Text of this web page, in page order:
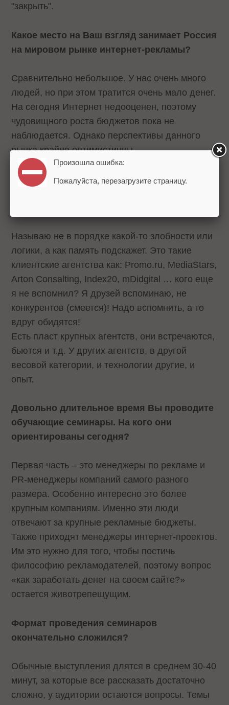
"закрыть".
Какое место на Ваш взгляд занимает Россия
на мировом рынке интернет-рекламы?
Сравнительно небольшое. У нас очень много
людей, но при этом тратится очень мало денег.
На сегодня Интернет недооценен, поэтому
чудовищного роста бюджетов пока не
наблюдается. Однако перспективы данного
рынка крайне оптимистичны.
Кто Ваши основные конкуренты? Какова
Называю не в порядке какой-то злобности или
логики, а как память подскажет. Это такие
клиентские агентства как: Promo.ru, MediaStars,
Arton Consalting, Index20, mDidgital … кого еще
я не вспомнил? Я друзей вспоминаю, не
конкурентов (смеется)! Надо вспомнить, а то
вдруг обидятся!
Есть пласт крупных агентств, они встречаются,
бьются и т.д. У других агентств, в другой
весовой категории, и технологии другие, и
опыт.
Довольно длительное время Вы проводите
обучающие семинары. На кого они
ориентированы сегодня?
Первая часть – это менеджеры по рекламе и
PR-менеджеры компаний самого разного
размера. Особенно интересно это более
крупным компаниям. Именно эти люди
отвечают за крупные рекламные бюджеты.
Также приходят менеджеры интернет-проектов.
Им это нужно для того, чтобы постичь
философию рекламодателей, поэтому вопрос
«как заработать денег на своем сайте?»
остается животрепещущим.
Формат проведения семинаров
окончательно сложился?
Обычные выступления длятся в среднем 30-40
минут, за которые все рассказать достаточно
сложно, у аудитории остаются вопросы. Темы
Произошла ошибка:
Пожалуйста, перезагрузите страницу.